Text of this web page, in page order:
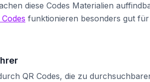
diese Codes Materialien
funktionieren besonders gut für
QR Codes, die zu